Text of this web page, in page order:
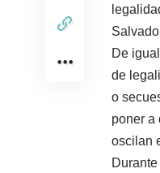
De
de
o
poner a
oscilan